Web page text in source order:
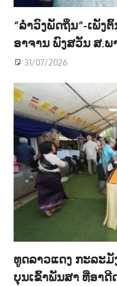
“ລຳວົງພັດຖິ່ນ“-ເພັງ
ອາຈານ ພົງສວັນ ສ.ພ
31/07/2026
ທູດລາວແດງ ກະລະມັ
ບຸນເຂົ້າພັນສາ ທີ່ອາ